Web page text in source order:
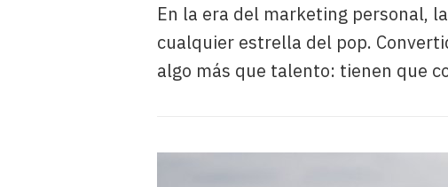
En la era del marketing personal,
cualquier estrella del pop.
algo más que talento: tienen que